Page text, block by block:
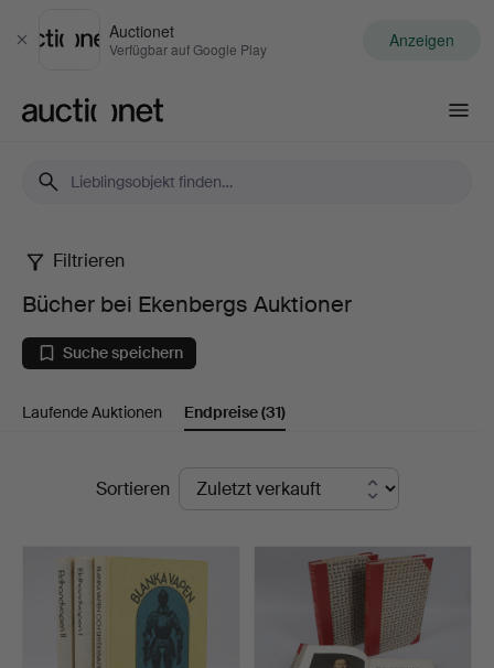
Schließen
Auctionet
Verfügbar auf Google Play Anzeigen
Bücher
bei
Ekenbergs
Auktioner
Filtrieren
Bücher bei Ekenbergs Auktioner
Suche speichern
Laufende Auktionen Endpreise(31)
EndpreiseSortieren